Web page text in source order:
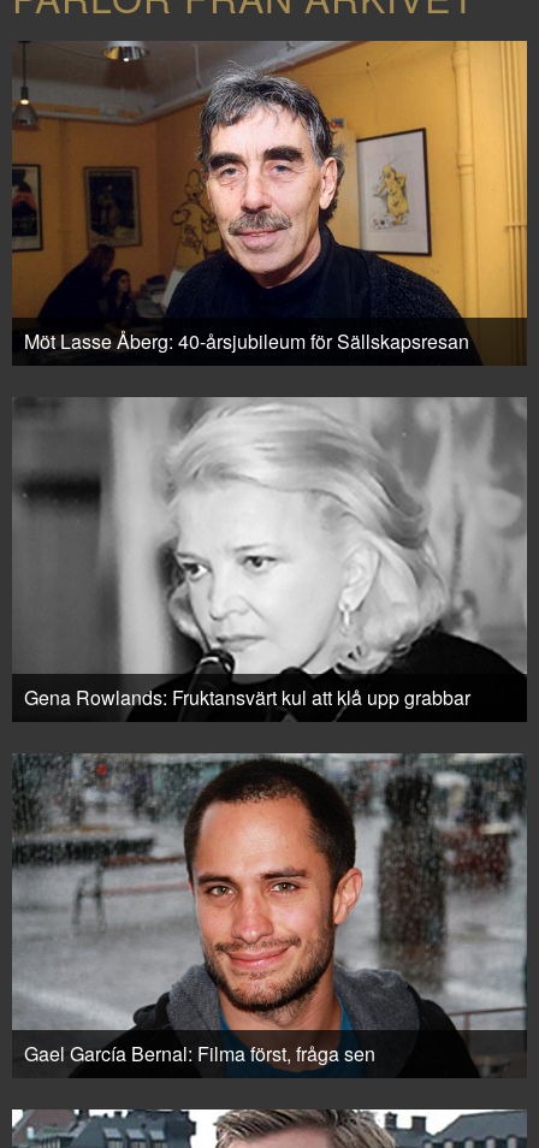
Möt Lasse Åberg: 40-årsjubileum för Sällskapsresan
Gena Rowlands: Fruktansvärt kul att klå upp grabbar
Gael García Bernal: Filma först, fråga sen